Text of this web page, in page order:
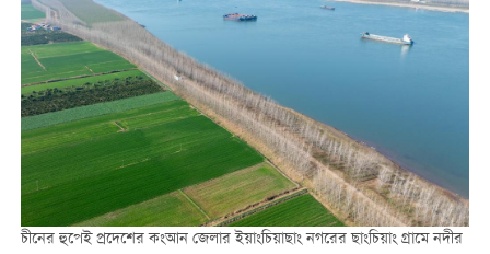
চীনের হুপেই প্রদেশের কংআন জেলার ইয়াংচিয়াছাং নগরের ছাংচিয়াং গ্রামে নদীর